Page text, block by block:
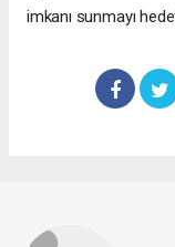
imkanı sunmayı